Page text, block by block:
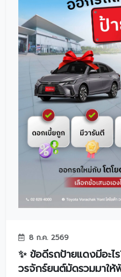
8 ก.ค. 2569
✨ ข้อดีรถป้ายแดงมีอะไร?
วรจักร์ยนต์มัดรวมมาให้